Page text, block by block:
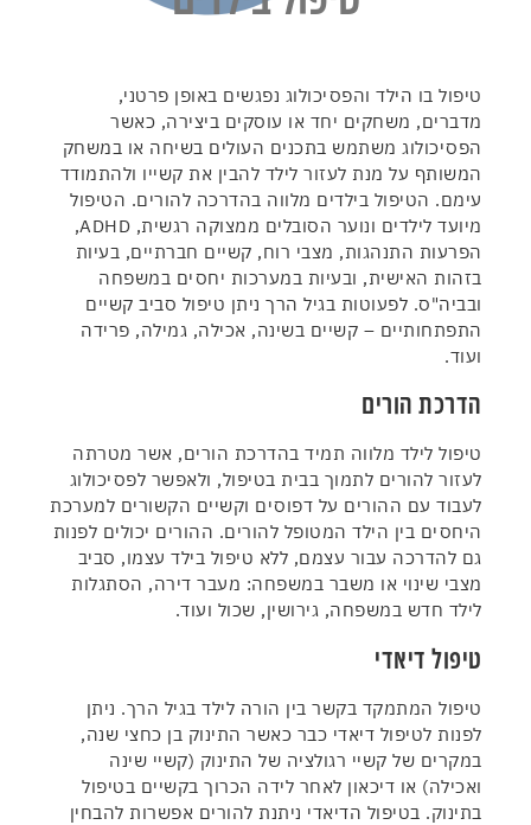
טיפול בו הילד והפסיכולוג נפגשים באופן פרטני,
מדברים, משחקים יחד או עוסקים ביצירה, כאשר
הפסיכולוג משתמש בתכנים העולים בשיחה או במשחק
המשותף על מנת לעזור לילד להבין את קשייו ולהתמודד
עימם. הטיפול בילדים מלווה בהדרכה להורים. הטיפול
מיועד לילדים ונוער הסובלים ממצוקה רגשית, ADHD,
הפרעות התנהגות, מצבי רוח, קשיים חברתיים, בעיות
בזהות האישית, ובעיות במערכות יחסים במשפחה
ובביה"ס. לפעוטות בגיל הרך ניתן טיפול סביב קשיים
התפתחותיים – קשיים בשינה, אכילה, גמילה, פרידה
ועוד.
הדרכת הורים
טיפול לילד מלווה תמיד בהדרכת הורים, אשר מטרתה
לעזור להורים לתמוך בבית בטיפול, ולאפשר לפסיכולוג
לעבוד עם ההורים על דפוסים וקשיים הקשורים למערכת
היחסים בין הילד המטופל להורים. ההורים יכולים לפנות
גם להדרכה עבור עצמם, ללא טיפול בילד עצמו, סביב
מצבי שינוי או משבר במשפחה: מעבר דירה, הסתגלות
לילד חדש במשפחה, גירושין, שכול ועוד.
טיפול דיאדי
טיפול המתמקד בקשר בין הורה לילד בגיל הרך. ניתן
לפנות לטיפול דיאדי כבר כאשר התינוק בן כחצי שנה,
במקרים של קשיי רגולציה של התינוק (קשיי שינה
ואכילה) או דיכאון לאחר לידה הכרוך בקשיים בטיפול
בתינוק. בטיפול הדיאדי ניתנת להורים אפשרות להבחין